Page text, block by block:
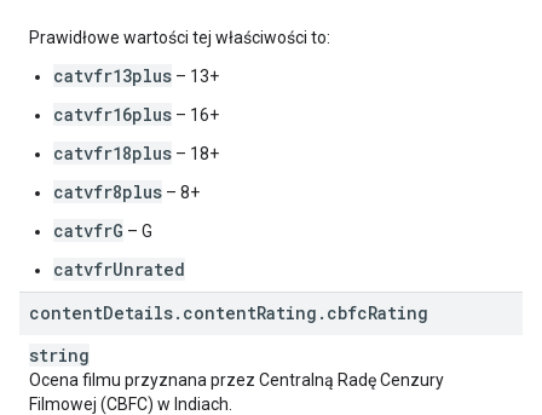
Prawidłowe wartości tej właściwości to:
catvfr13plus – 13+
catvfr16plus – 16+
catvfr18plus – 18+
catvfr8plus – 8+
catvfrG – G
catvfrUnrated
contentDetails. contentRating . cbfcRating
string
Ocena filmu przyznana przez Centralną Radę Cenzury
Filmowej (CBFC) w Indiach.